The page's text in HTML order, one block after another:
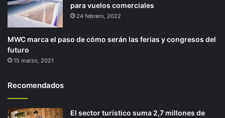
para vuelos comerciales
24 febrero, 2022
MWC marca el paso de cómo serán las ferias y congresos del
futuro
15 marzo, 2021
Recomendados
El sector turístico suma 2,7 millones de